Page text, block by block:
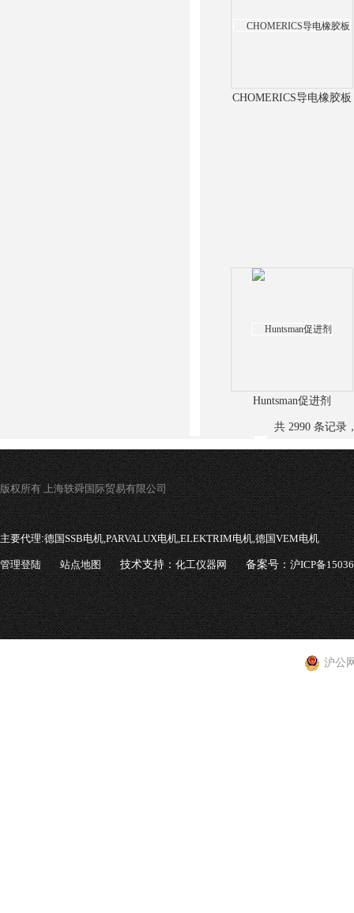
CHOMERICS导电橡胶板
Huntsman促进剂
共 2990 条记录
版权所有 上海轶舜国际贸易有限公司
主要代理:德国SSB电机,PARVALUX电机,ELEKTRIM电机,德国VEM电机
管理登陆 站点地图 技术支持：化工仪器网 备案号：沪ICP备
沪公